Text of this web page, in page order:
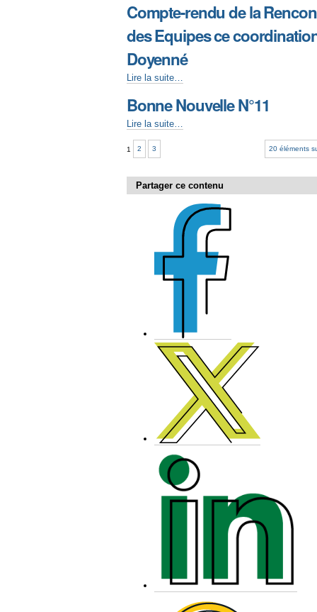
Compte-rendu de la
des Equipes ce
Doyenné
Lire la suite…
Bonne Nouvelle N°11
Lire la suite…
20 éléments
1 2 3
Partager ce contenu